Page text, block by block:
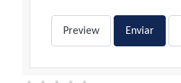
Preview Enviar